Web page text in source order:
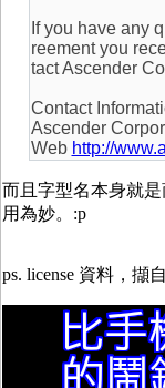
If you have any
reement you
tact Ascender
Contact
Ascender
Web http://
而且字型名本身就
用為妙。:p
ps. license 資料，擷